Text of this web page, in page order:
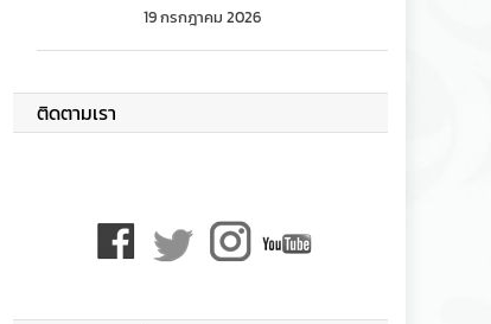
19 กรกฎาคม 2026
ติดตามเรา